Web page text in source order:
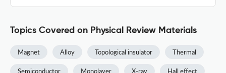
Topics Covered on Physical Review Materials
Magnet Alloy Topological insulator Thermal
Semiconductor Monolayer X-ray Hall effect